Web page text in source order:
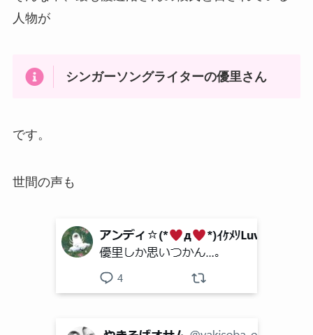
人物が
シンガーソングライターの優里さん
です。
世間の声も